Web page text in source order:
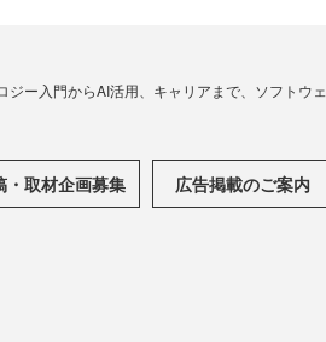
ー入門からAI活用、キャリアまで、ソフトウェ
・取材企画募集 広告掲載のご案内